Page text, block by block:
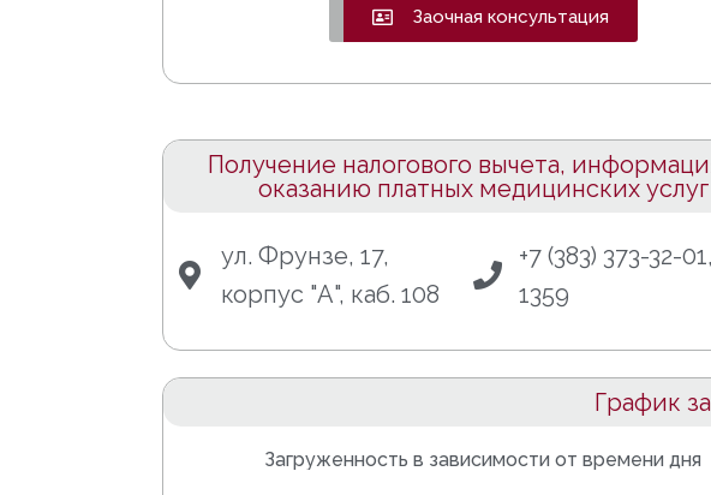
Заочная консультация
Получение налогового вычета,
оказанию платных медицинских услуг
ул. Фрунзе, 17,
корпус "А", каб. 108
+7 (383) 373-32-
1359
График
Загруженность в зависимости от времени дня